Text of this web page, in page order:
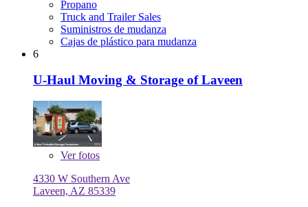
Propano
Truck and Trailer Sales
Suministros de mudanza
Cajas de plástico para mudanza
6
U-Haul Moving & Storage of Laveen
Verfotos
4330 W Southern Ave
Laveen, AZ 85339